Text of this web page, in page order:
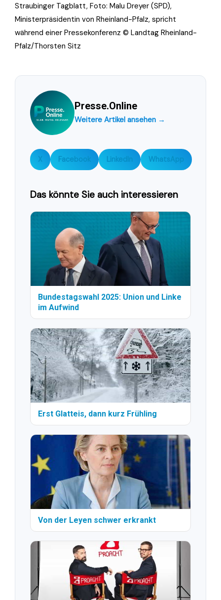
Straubinger Tagblatt, Foto: Malu Dreyer (SPD),
Ministerpräsidentin von Rheinland-Pfalz, spricht
während einer Pressekonferenz © Landtag Rheinland-
Pfalz/Thorsten Sitz
Presse.Online
Weitere Artikel ansehen →
X Facebook LinkedIn WhatsApp
Das könnte Sie auch interessieren
Bundestagswahl 2025: Union und Linke
im Aufwind
Erst Glatteis, dann kurz Frühling
Von der Leyen schwer erkrankt